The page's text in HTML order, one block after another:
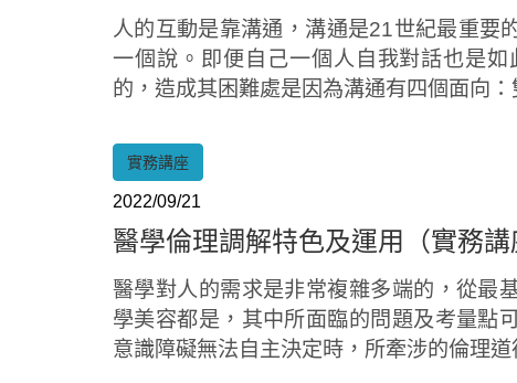
人的互動是靠溝通，溝通是21世紀最重要
一個說。即便自己一個人自我對話也是
的，造成其困難處是因為溝通有四個面向
實務講座
2022/09/21
醫學倫理調解特色及運用（實務講
醫學對人的需求是非常複雜多端的，從最
學美容都是，其中所面臨的問題及考量點
意識障礙無法自主決定時，所牽涉的倫理